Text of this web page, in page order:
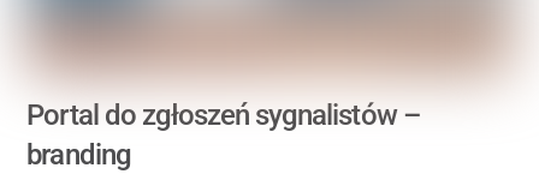
Portal do zgłoszeń sygnalistów –
branding